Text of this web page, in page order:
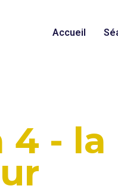
Accueil
4 -